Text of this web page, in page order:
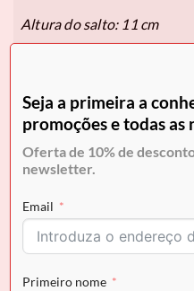
Altura do salto: 11 cm
Pague em 3x de
Selecione Klarna no
Tamanho
36 37
Quantidade de Sandália
Seja a primeira a
promoções e todas as
Oferta de 10% de
newsletter.
Email
Primeiro nome